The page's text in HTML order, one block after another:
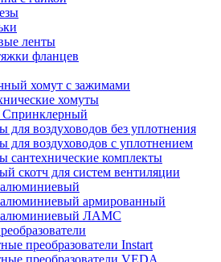
ленты
фланцев
хомут с зажимами
хомуты
Спринклерный
для воздуховодов без уплотнения
для воздуховодов с уплотнением
сантехнические комплекты
скотч для систем вентиляции
армированный
алюминиевый ЛАМС
преобразователи Instart
преобразователи VEDA